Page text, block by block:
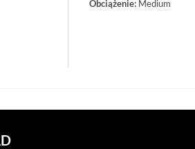
Obciążenie: Medium